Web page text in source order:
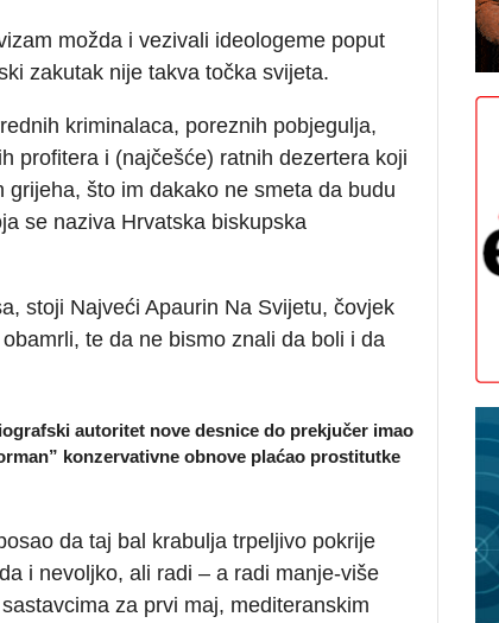
možda i vezivali ideologeme poput
zakutak nije takva točka svijeta.
kriminalaca, poreznih pobjegulja,
profitera i (najčešće) ratnih dezertera koji
grijeha, što im dakako ne smeta da budu
se naziva Hrvatska biskupska
stoji Najveći Apaurin Na Svijetu, čovjek
te da ne bismo znali da boli i da
autoritet nove desnice do prekjučer imao
konzervativne obnove plaćao prostitutke
da taj bal krabulja trpeljivo pokrije
i nevoljko, ali radi – a radi manje-više
za prvi maj, mediteranskim